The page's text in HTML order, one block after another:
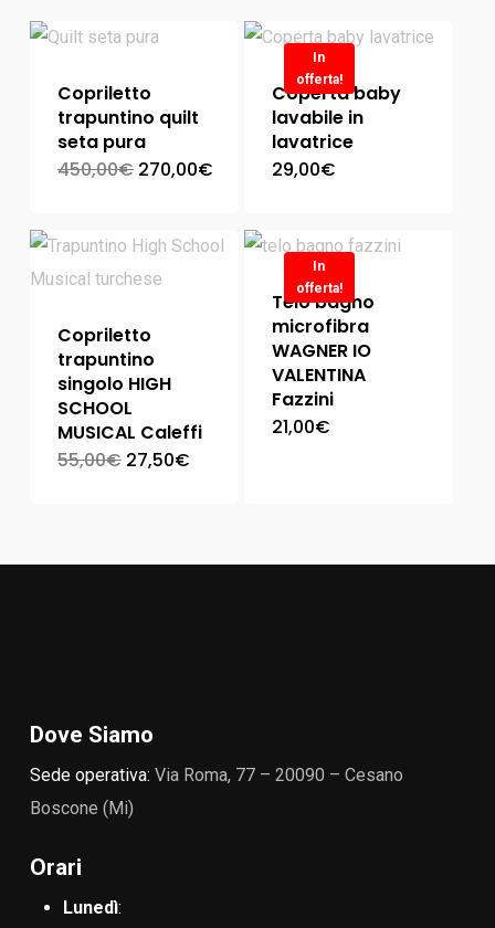
In
offerta!
Copriletto
trapuntino quilt
seta pura
450,00€ 270,00€
Coperta baby
lavabile in
lavatrice
29,00€
In
offerta!
Copriletto
trapuntino
singolo HIGH
SCHOOL
MUSICAL Caleffi
55,00€ 27,50€
Telo bagno
microfibra
WAGNER IO
VALENTINA
Fazzini
21,00€
Dove Siamo
Sede operativa: Via Roma, 77 – 20090 – Cesano
Boscone (Mi)
Orari
Lunedì: